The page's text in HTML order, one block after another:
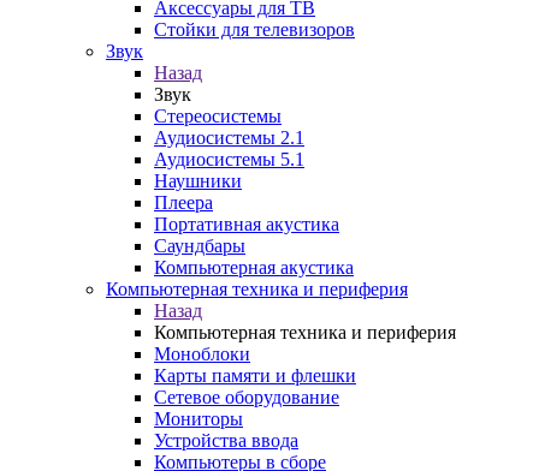
Аксессуары для ТВ
Стойки для телевизоров
Звук
Назад
Звук
Стереосистемы
Аудиосистемы 2.1
Аудиосистемы 5.1
Наушники
Плеера
Портативная акустика
Саундбары
Компьютерная акустика
Компьютерная техника и периферия
Назад
Компьютерная техника и периферия
Моноблоки
Карты памяти и флешки
Сетевое оборудование
Мониторы
Устройства ввода
Компьютеры в сборе